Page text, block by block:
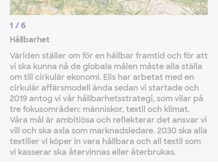
1 / 6
Hållbarhet
Världen ställer om för en hållbar framtid och för att
vi ska kunna nå de globala målen måste alla ställa
om till cirkulär ekonomi. Elis har arbetat med en
cirkulär affärsmodell ända sedan vi startade och
2019 antog vi vår hållbarhetsstrategi, som vilar på
tre fokusområden: människor, textil och klimat.
Våra mål är ambitiösa och reflekterar det ansvar vi
vill och ska axla som marknadsledare. 2030 ska alla
textilier vi köper in vara hållbara och all textil som
vi kasserar ska återvinnas eller återbrukas.